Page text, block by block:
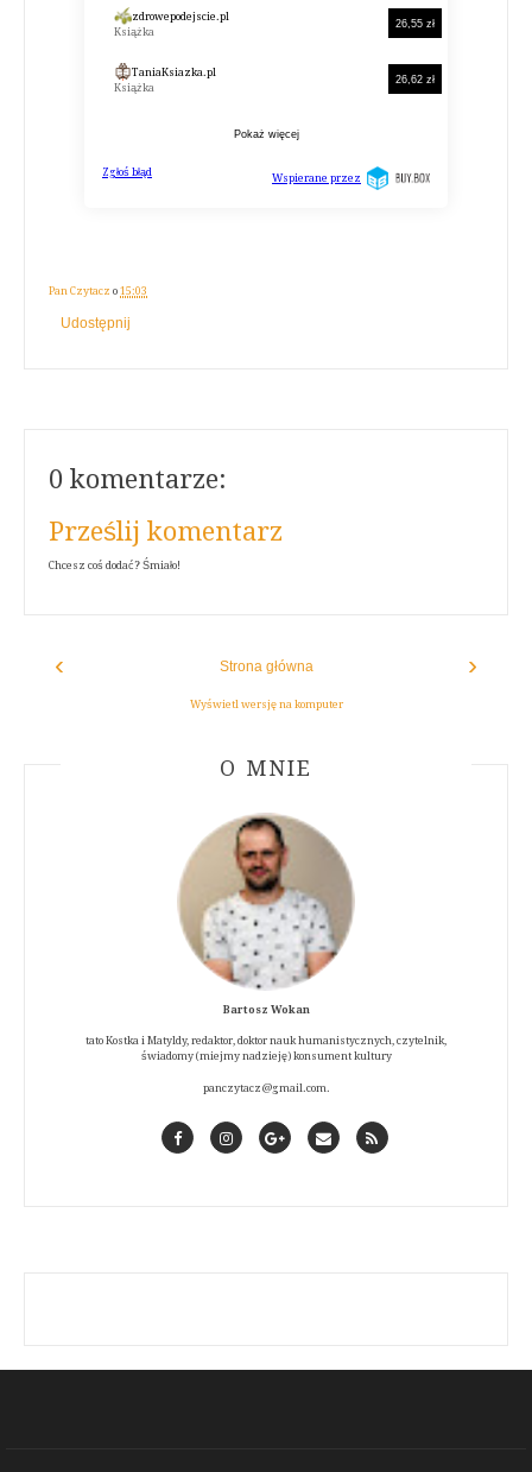
Pan Czytacz o 15:03
Udostępnij
0 komentarze:
Prześlij komentarz
Chcesz coś dodać? Śmiało!
‹ ›
Strona główna
Wyświetl wersję na komputer
ABOUT AUTHOR
O MNIE
Bartosz Wokan
tato Kostka i Matyldy, redaktor, doktor nauk humanistycznych, czytelnik,
świadomy (miejmy nadzieję) konsument kultury
panczytacz@gmail.com.
FacebookInstagramGooglePlus
ContactRSS